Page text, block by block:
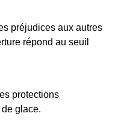
préjudices aux autres
répond au seuil
protections
glace.